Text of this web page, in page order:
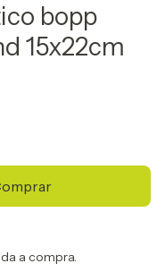
bopp
15x22cm
a compra.